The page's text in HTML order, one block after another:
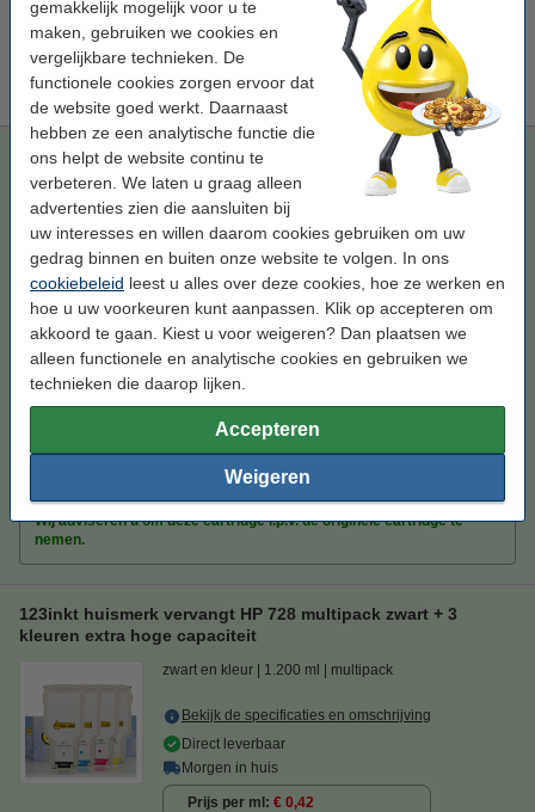
gemakkelijk mogelijk voor u te
maken, gebruiken we cookies en
vergelijkbare technieken. De
functionele cookies zorgen ervoor dat
de website goed werkt. Daarnaast
hebben ze een analytische functie die
ons helpt de website continu te
verbeteren. We laten u graag alleen
advertenties zien die aansluiten bij
uw interesses en willen daarom cookies gebruiken om uw
gedrag binnen en buiten onze website te volgen. In ons
cookiebeleid leest u alles over deze cookies, hoe ze werken en
hoe u uw voorkeuren kunt aanpassen. Klik op accepteren om
akkoord te gaan. Kiest u voor weigeren? Dan plaatsen we
alleen functionele en analytische cookies en gebruiken we
technieken die daarop lijken.
Accepteren
Weigeren
Tip
Wij adviseren u om i.p.v. deze cartridge het 123inkt huismerk te
nemen.
123inkt huismerk vervangt HP 728 (F9K16A) inktcartridge
magenta extra hoge capaciteit
magenta inkjetcartridge
Bekijk de specificaties en omschrijving
Bespaar38,3%op uw inkt (zonder
kwaliteitsverlies)!
Direct leverbaar
Morgen in huis
Prijs per ml
€ 127,50
Wij adviseren u om deze cartridge i.p.v. de originele cartridge te
nemen.
123inkt huismerk vervangt HP 728 multipack zwart + 3
kleuren extra hoge capaciteit
zwart en kleur 1.200 ml multipack
Bekijk de specificaties en omschrijving
Direct leverbaar
Morgen in huis
Prijs per ml € 0,42